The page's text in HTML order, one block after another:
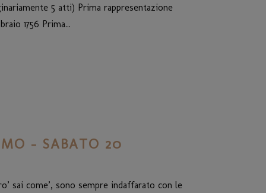
5 atti) Prima rappresentazione
1756 Prima...
– SABATO 20
sai come’, sono sempre indaffarato con le